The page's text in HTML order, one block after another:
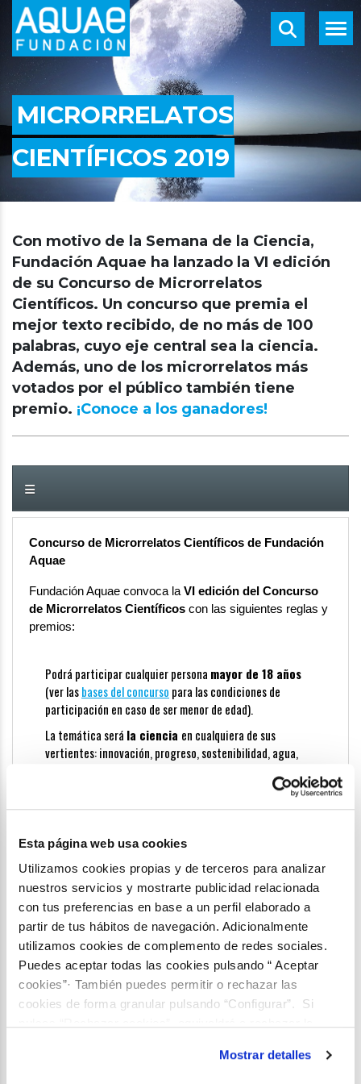
Esta página web usa cookies
Utilizamos cookies propias y de terceros para analizar
nuestros servicios y mostrarte publicidad relacionada
con tus preferencias en base a un perfil elaborado a
partir de tus hábitos de navegación. Adicionalmente
utilizamos cookies de complemento de redes sociales.
Puedes aceptar todas las cookies pulsando “ Aceptar
cookies”· También puedes permitir o rechazar las
cookies de forma granular pulsando “Configurar”. Si
son indispensables para que el sitio web funcione y que
Mostrar detalles
MICRORRELATOS
CIENTÍFICOS 2019
Con motivo de la Semana de la Ciencia,
Fundación Aquae ha lanzado la VI edición
de su Concurso de Microrrelatos
Científicos. Un concurso que premia el
mejor texto recibido, de no más de 100
palabras, cuyo eje central sea la ciencia.
Además, uno de los microrrelatos más
votados por el público también tiene
premio. ¡Conoce a los ganadores!
Concurso de Microrrelatos Científicos de Fundación
Aquae
Fundación Aquae convoca la VI edición del Concurso
de Microrrelatos Científicos con las siguientes reglas y
premios:
Podrá participar cualquier persona mayor de 18 años
(ver lasbases del concurso para las condiciones de
participación en caso de ser menor de edad).
La temática será la ciencia en cualquiera de sus
vertientes: innovación, progreso, sostenibilidad, agua,
Se
enviarán exclusivamente rellenando elformularioque se
www.fundacionaquae.org
Los textosdeberán estar escritos en
español.Fundación Aquae se reserva el derecho de
editar los errores ortográficos y gramaticales,si fuera
necesario, para su mejor comprensión y lectura.
Cada persona puede participar con un máximo de 3
microrrelatos.
El plazo de recepción de microrrelatos comenzará el 6
de 2019 y
terminará a las 12:00 h
UTC+1(GMT) del 13 de diciembre de 2019.